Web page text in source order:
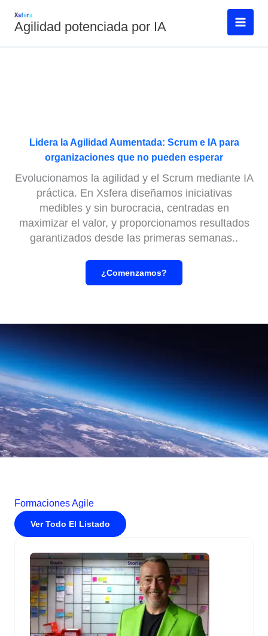
contenido
Agilidad potenciada por IA
Lidera la Agilidad Aumentada: Scrum e IA para
organizaciones que no pueden esperar
Evolucionamos la agilidad y el Scrum mediante IA
práctica. En Xsfera diseñamos iniciativas
medibles y sin burocracia, centradas en
maximizar el valor, y proporcionamos resultados
garantizados desde las primeras semanas..
¿comenzamos?
Formaciones Agile
Ver Todo El Listado